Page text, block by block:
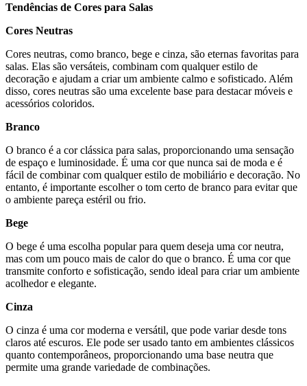
Tendências de Cores para Salas
Cores Neutras
Cores neutras, como branco, bege e cinza, são eternas favoritas para
salas. Elas são versáteis, combinam com qualquer estilo de
decoração e ajudam a criar um ambiente calmo e sofisticado. Além
disso, cores neutras são uma excelente base para destacar móveis e
acessórios coloridos.
Branco
O branco é a cor clássica para salas, proporcionando uma sensação
de espaço e luminosidade. É uma cor que nunca sai de moda e é
fácil de combinar com qualquer estilo de mobiliário e decoração. No
entanto, é importante escolher o tom certo de branco para evitar que
o ambiente pareça estéril ou frio.
Bege
O bege é uma escolha popular para quem deseja uma cor neutra,
mas com um pouco mais de calor do que o branco. É uma cor que
transmite conforto e sofisticação, sendo ideal para criar um ambiente
acolhedor e elegante.
Cinza
O cinza é uma cor moderna e versátil, que pode variar desde tons
claros até escuros. Ele pode ser usado tanto em ambientes clássicos
quanto contemporâneos, proporcionando uma base neutra que
permite uma grande variedade de combinações.